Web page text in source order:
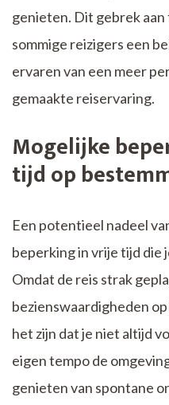
genieten. Dit gebrek
sommige reizigers een
ervaren van een meer
gemaakte reiservaring.
Mogelijke
tijd op
Een potentieel nadeel
beperking in vrije tijd die
Omdat de reis strak
bezienswaardigheden
het zijn dat je niet altijd
eigen tempo de
genieten van spontane